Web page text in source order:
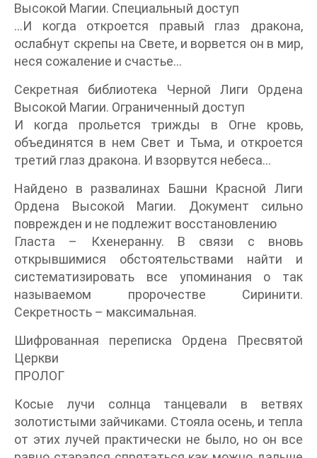
Высокой Магии. Специальный доступ
…И когда откроется правый глаз дракона,
ослабнут скрепы на Свете, и ворвется он в мир,
неся сожаление и счастье…
Секретная библиотека Черной Лиги Ордена
Высокой Магии. Ограниченный доступ
И когда прольется трижды в Огне кровь,
объединятся в нем Свет и Тьма, и откроется
третий глаз дракона. И взорвутся небеса…
Найдено в развалинах Башни Красной Лиги
Ордена Высокой Магии. Документ сильно
поврежден и не подлежит восстановлению
Гласта – Кхенеранну. В связи с вновь
открывшимися обстоятельствами найти и
систематизировать все упоминания о так
называемом пророчестве Сиринити.
Секретность – максимальная.
Шифрованная переписка Ордена Пресвятой
Церкви
ПРОЛОГ
Косые лучи солнца танцевали в ветвях
золотистыми зайчиками. Стояла осень, и тепла
от этих лучей практически не было, но он все